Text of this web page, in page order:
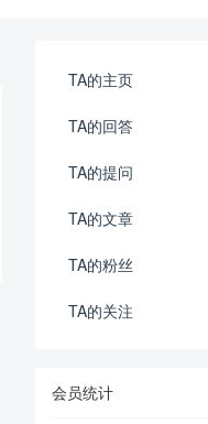
TA的主页
TA的回答
TA的提问
TA的文章
TA的粉丝
TA的关注
会员统计